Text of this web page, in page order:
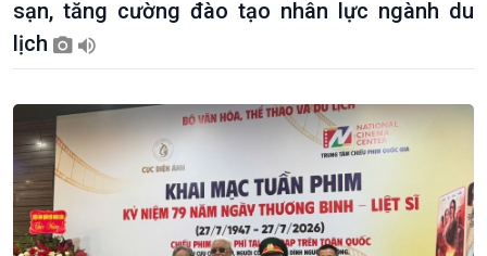
sạn, tăng cường đào tạo nhân lực ngành du
lịch